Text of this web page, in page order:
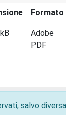
Formato
Adobe
PDF
salvo